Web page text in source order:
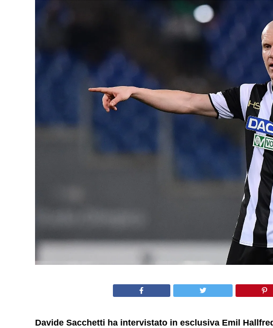
Davide Sacchetti ha intervistato in esclusiva Emil